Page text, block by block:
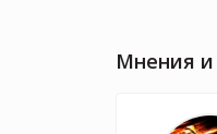
Мнения